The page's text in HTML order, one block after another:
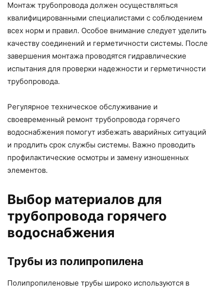
Монтаж трубопровода должен осуществляться
квалифицированными специалистами с соблюдением
всех норм и правил. Особое внимание следует уделить
качеству соединений и герметичности системы. После
завершения монтажа проводятся гидравлические
испытания для проверки надежности и герметичности
трубопровода.
Регулярное техническое обслуживание и
своевременный ремонт трубопровода горячего
водоснабжения помогут избежать аварийных ситуаций
и продлить срок службы системы. Важно проводить
профилактические осмотры и замену изношенных
элементов.
Выбор материалов для
трубопровода горячего
водоснабжения
Трубы из полипропилена
Полипропиленовые трубы широко используются в